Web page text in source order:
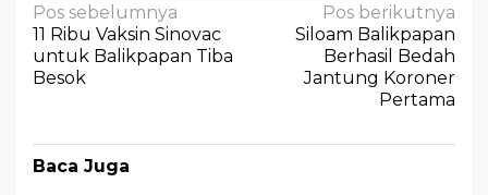
Pos sebelumnya
11 Ribu Vaksin Sinovac
untuk Balikpapan Tiba
Besok
Pos berikutnya
Siloam Balikpapan
Berhasil Bedah
Jantung Koroner
Pertama
Baca Juga